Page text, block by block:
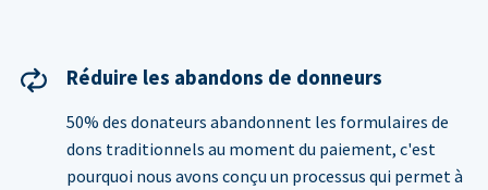
Réduire les abandons de donneurs
50% des donateurs abandonnent les formulaires de
dons traditionnels au moment du paiement, c'est
pourquoi nous avons conçu un processus qui permet à